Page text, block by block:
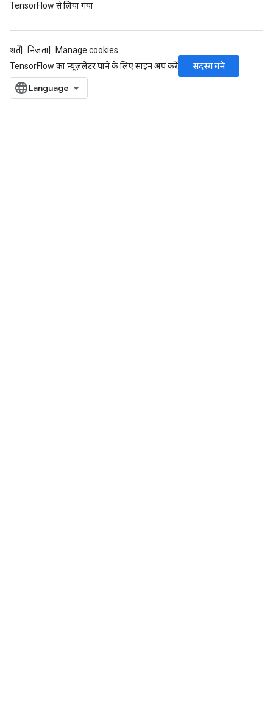
TensorFlow से लिया गया
शर्तें निजता
Manage cookies
TensorFlow का न्यूज़लेटर पाने के लिए साइन अप करें
सदस्य बनें